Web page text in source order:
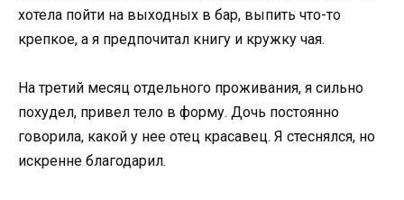
хотела пойти на выходных в бар, выпить что-то
крепкое, а я предпочитал книгу и кружку чая.
На третий месяц отдельного проживания, я сильно
похудел, привел тело в форму. Дочь постоянно
говорила, какой у нее отец красавец. Я стеснялся, но
искренне благодарил.